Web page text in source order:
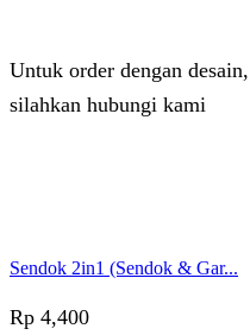
Untuk order dengan
silahkan hubungi kami
Sendok 2in1 (Sendok & Gar...
Rp 4,400